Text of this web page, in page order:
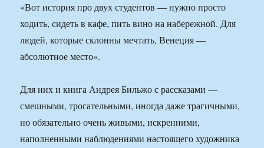
«Вот история про двух студентов — нужно просто
ходить, сидеть в кафе, пить вино на набережной. Для
людей, которые склонны мечтать, Венеция —
абсолютное место».
Для них и книга Андрея Бильжо с рассказами —
смешными, трогательными, иногда даже трагичными,
но обязательно очень живыми, искренними,
наполненными наблюдениями настоящего художника